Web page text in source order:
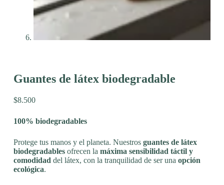
Guantes de látex biodegradable
$8.500
100% biodegradables
Protege tus manos y el planeta. Nuestros guantes de látex
biodegradablesofrecen la máxima sensibilidad táctil y
comodidad del látex, con la tranquilidad de ser una opción
ecológica.